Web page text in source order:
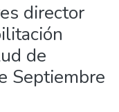
director
de
Septiembre